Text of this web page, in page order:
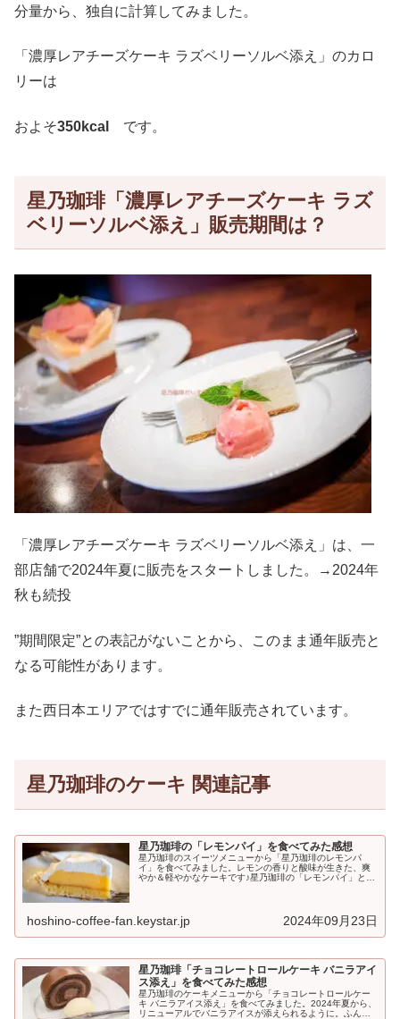
分量から、独自に計算してみました。
「濃厚レアチーズケーキ ラズベリーソルベ添え」のカロ
リーは
およそ350kcal です。
星乃珈琲「濃厚レアチーズケーキ ラズ
ベリーソルベ添え」販売期間は？
「濃厚レアチーズケーキ ラズベリーソルベ添え」は、一
部店舗で2024年夏に販売をスタートしました。→2024年
秋も続投
”期間限定”との表記がないことから、このまま通年販売と
なる可能性があります。
また西日本エリアではすでに通年販売されています。
星乃珈琲のケーキ 関連記事
星乃珈琲の「レモンパイ」を食べてみた感想
星乃珈琲のスイーツメニューから「星乃珈琲のレモンパ
イ」を食べてみました。レモンの香りと酸味が生きた、爽
やか＆軽やかなケーキです♪星乃珈琲の「レモンパイ」とは
hoshino-coffee-fan.keystar.jp 2024年09月23日
星乃珈琲「チョコレートロールケーキ バニラアイ
ス添え」を食べてみた感想
星乃珈琲のケーキメニューから「チョコレートロールケー
キ バニラアイス添え」を食べてみました。2024年夏から、
リニューアルでバニラアイスが添えられるように。ふんわ